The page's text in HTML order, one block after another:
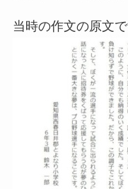
当時の作文の原文で